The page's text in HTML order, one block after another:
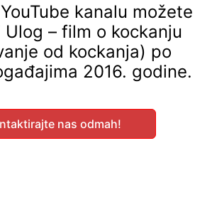
kanalu možete
– film o kockanju
od kockanja) po
2016. godine.
nas odmah!